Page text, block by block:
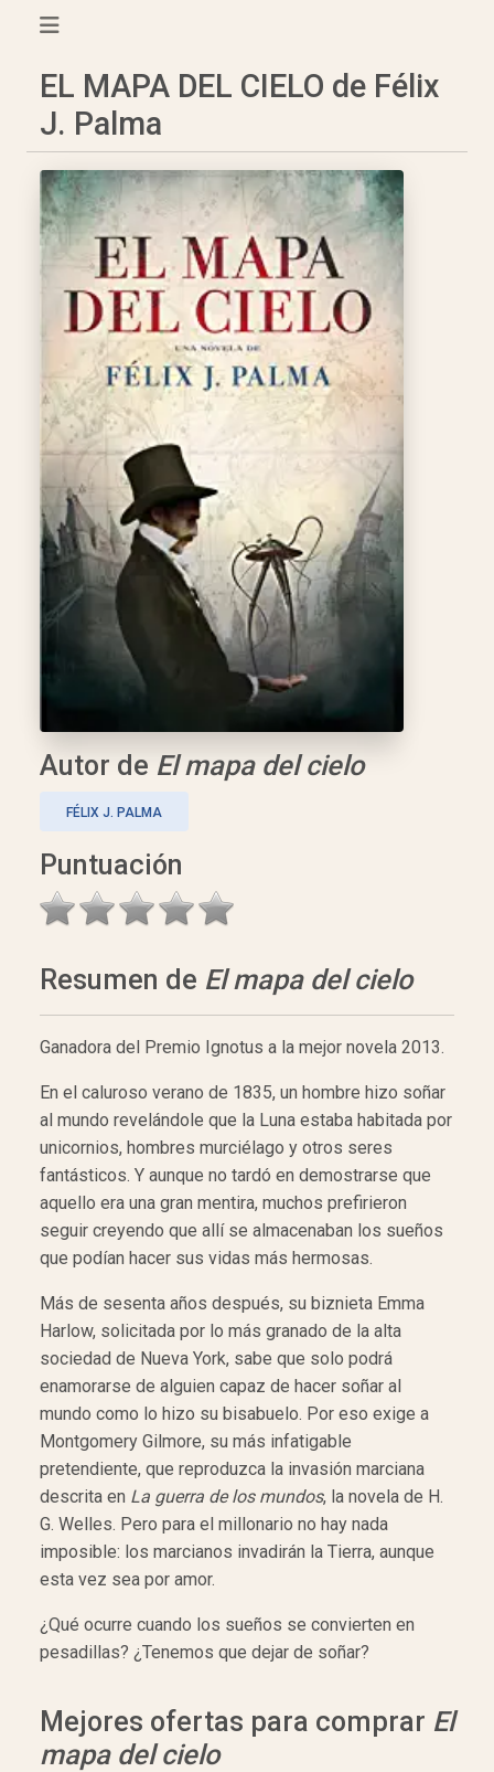
EL MAPA DEL CIELO de Félix
J. Palma
Autor de El mapa del cielo
FÉLIX J. PALMA
Puntuación
Resumen de El mapa del cielo
Ganadora del Premio Ignotus a la mejor novela 2013.
En el caluroso verano de 1835, un hombre hizo soñar
al mundo revelándole que la Luna estaba habitada por
unicornios, hombres murciélago y otros seres
fantásticos. Y aunque no tardó en demostrarse que
aquello era una gran mentira, muchos prefirieron
seguir creyendo que allí se almacenaban los sueños
que podían hacer sus vidas más hermosas.
Más de sesenta años después, su biznieta Emma
Harlow, solicitada por lo más granado de la alta
sociedad de Nueva York, sabe que solo podrá
enamorarse de alguien capaz de hacer soñar al
mundo como lo hizo su bisabuelo. Por eso exige a
Montgomery Gilmore, su más infatigable
pretendiente, que reproduzca la invasión marciana
descrita en La guerra de los mundos, la novela de H.
G. Welles. Pero para el millonario no hay nada
imposible: los marcianos invadirán la Tierra, aunque
esta vez sea por amor.
¿Qué ocurre cuando los sueños se convierten en
pesadillas? ¿Tenemos que dejar de soñar?
Mejores ofertas para comprar El
mapa del cielo